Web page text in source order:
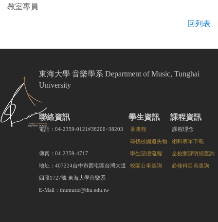
教室專員
回列表
東海大學 音樂學系 Department of Music, Tunghai
University
聯絡資訊
電話：04-2359-0121#38200~38203
傳真：04-2359-4717
地址：407224台中市西屯區台灣大道
四段1727號 東海大學音樂系
E-Mail：thumusic@thu.edu.tw
學生資訊
圖書館
尋找校園遺失物
學生請假流程
校園公車查詢
課程資訊
課程理念
術科表單下載
全校開課明細查詢
必修科目表查詢